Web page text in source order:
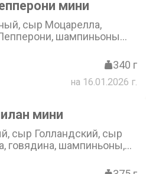
мини
сыр Моцарелла,
шампиньоны
340 г
на 16.01.2026 г.
мини
сыр Голландский, сыр
говядина, шампиньоны,